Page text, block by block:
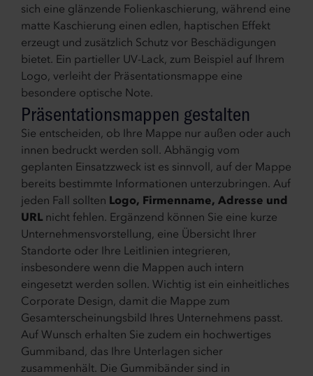
sich eine glänzende Folienkaschierung, während eine
matte Kaschierung einen edlen, haptischen Effekt
erzeugt und zusätzlich Schutz vor Beschädigungen
bietet. Ein partieller UV-Lack, zum Beispiel auf Ihrem
Logo, verleiht der Präsentationsmappe eine
besondere optische Note.
Präsentationsmappen gestalten
Sie entscheiden, ob Ihre Mappe nur außen oder auch
innen bedruckt werden soll. Abhängig vom
geplanten Einsatzzweck ist es sinnvoll, auf der Mappe
bereits bestimmte Informationen unterzubringen. Auf
jeden Fall sollten Logo, Firmenname, Adresse und
URL nicht fehlen. Ergänzend können Sie eine kurze
Unternehmensvorstellung, eine Übersicht Ihrer
Standorte oder Ihre Leitlinien integrieren,
insbesondere wenn die Mappen auch intern
eingesetzt werden sollen. Wichtig ist ein einheitliches
Corporate Design, damit die Mappe zum
Gesamterscheinungsbild Ihres Unternehmens passt.
Auf Wunsch erhalten Sie zudem ein hochwertiges
Gummiband, das Ihre Unterlagen sicher
zusammenhält. Die Gummibänder sind in